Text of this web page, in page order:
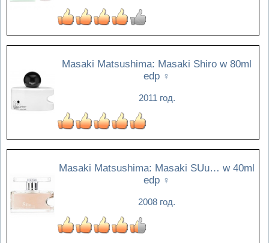
Masaki Matsushima: Masaki Shiro w 80ml
edp ♀
2011 год.
Masaki Matsushima: Masaki SUu… w 40ml
edp ♀
2008 год.